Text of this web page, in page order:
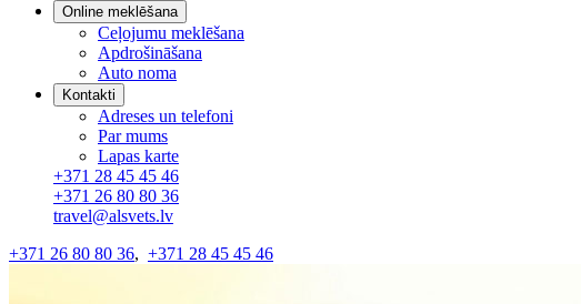
Online meklēšana
Ceļojumu meklēšana
Apdrošināšana
Auto noma
Kontakti
Adreses un telefoni
Par mums
Lapas karte
+371 28 45 45 46
+371 26 80 80 36
travel@alsvets.lv
+371 26 80 80 36, +371 28 45 45 46